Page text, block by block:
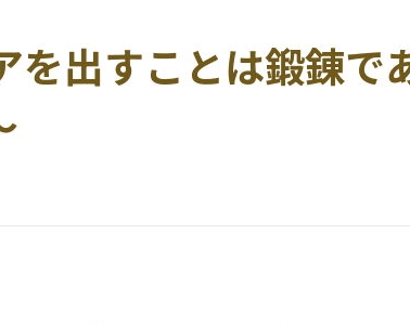
を出すことは鍛錬で